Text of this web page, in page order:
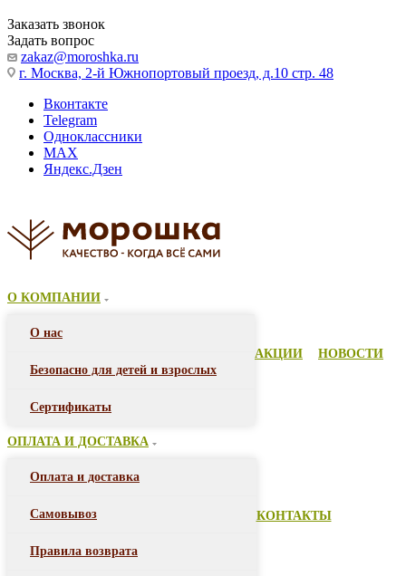
Заказать звонок
Задать вопрос
zakaz@moroshka.ru
г. Москва, 2-й Южнопортовый проезд, д.10 стр. 48
Вконтакте
Telegram
Одноклассники
MAX
Яндекс.Дзен
О КОМПАНИИ
О нас
Безопасно для детей и взрослых
Сертификаты
АКЦИИ НОВОСТИ
ОПЛАТА И ДОСТАВКА
Оплата и доставка
Самовывоз
Правила возврата
КОНТАКТЫ